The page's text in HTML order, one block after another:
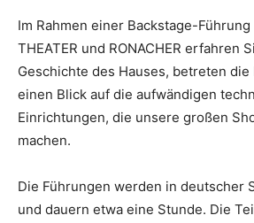
Im Rahmen einer Backstage-Führung
THEATER und RONACHER erfahren
Geschichte des Hauses, betreten
einen Blick auf die aufwändigen
Einrichtungen, die unsere großen
machen.
Die Führungen werden in deutscher
und dauern etwa eine Stunde. Die